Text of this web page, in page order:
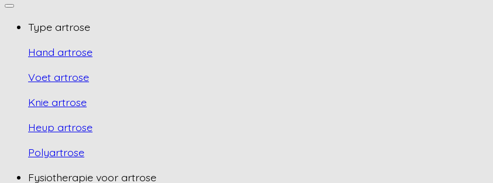
Type artrose
Hand artrose
Voet artrose
Knie artrose
Heup artrose
Polyartrose
Fysiotherapie voor artrose